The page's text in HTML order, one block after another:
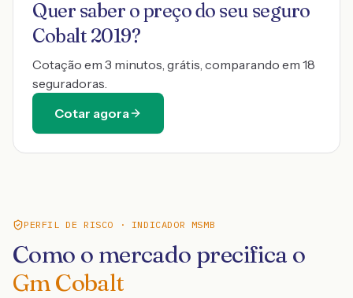
Quer saber o preço do seu seguro
Cobalt 2019?
Cotação em 3 minutos, grátis, comparando em 18
seguradoras.
Cotar agora
PERFIL DE RISCO · INDICADOR MSMB
Como o mercado precifica o
Gm Cobalt